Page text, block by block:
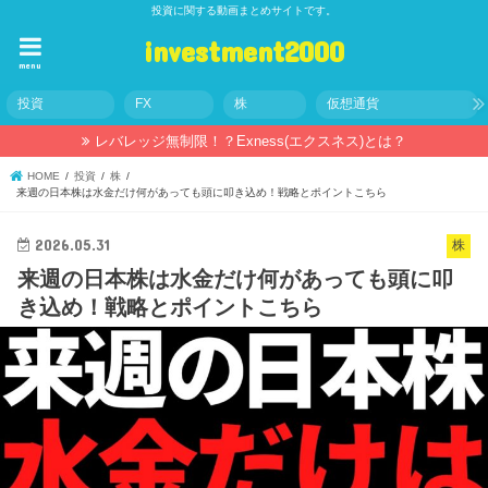
投資に関する動画まとめサイトです。
investment2000
menu
投資 FX 株 仮想通貨
レバレッジ無制限！？Exness(エクスネス)とは？
HOME 投資
株
来週の日本株は水金だけ何があっても頭に叩き込め！戦略とポイントこちら
株
2026.05.31
来週の日本株は水金だけ何があっても頭に叩
き込め！戦略とポイントこちら